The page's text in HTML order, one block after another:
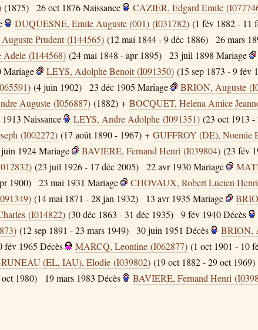
(1875) 26 oct 1876Naissance CAZIER, Edgard Emile
DUQUESNE, Emile Auguste (001) (I031782) (1 fév 1882 - 11
Prudent (I144565) (12 mai 1844 - 9 déc 1886) 26 mars
(I144568) (24 mai 1848 - apr 1895) 23 juil 1898 Mariage
Mariage LEYS, Adolphe Benoit (I091350) (15 sep 1873 - 9 fév
(4 juin 1902) 23 déc 1905 Mariage BRION, Auguste
Auguste (I056887) (1882) + BOCQUET, Helena Amice
Naissance LEYS, Andre Adolphe (I091351) (23 oct 1913
(I002272) (17 août 1890 - 1967) + GUFFROY (DE), Noemie
juin 1924Mariage BAVIERE, Fernand Henri (I039804) (23 fév
(23 juil 1926 - 17 déc 2005) 22 avr 1930Mariage
1900) 23 mai 1931 Mariage CHOVAUX, Robert Lucien
(14 mai 1871 - 28 jan 1932) 13 avr 1935 Mariage
(I014822) (30 déc 1863 - 31 déc 1935) 9 fév 1940Décès
(12 sep 1891 - 23 mars 1949) 30 juin 1951 Décès BRION,
fév 1965 Décès MARCQ, Leontine (I062877) (1 oct 1901 - 10
(EL, IAU), Elodie (I039802) (19 oct 1882 - 29 oct 1969)
1980) 19 mars 1983 Décès BAVIERE, Fernand Henri